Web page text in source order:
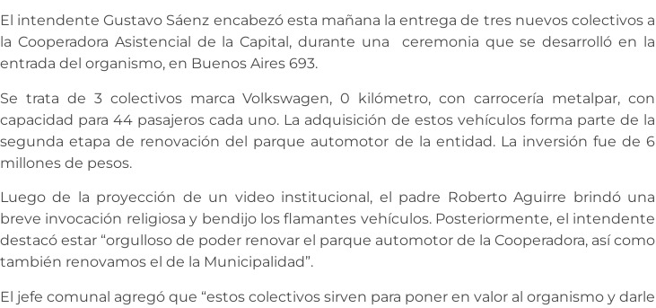
El intendente Gustavo Sáenz encabezó esta mañana la entrega de tres nuevos colectivos a
la Cooperadora Asistencial de la Capital, durante una ceremonia que se desarrolló en la
entrada del organismo, en Buenos Aires 693.
Se trata de 3 colectivos marca Volkswagen, 0 kilómetro, con carrocería metalpar, con
capacidad para 44 pasajeros cada uno. La adquisición de estos vehículos forma parte de la
segunda etapa de renovación del parque automotor de la entidad. La inversión fue de 6
millones de pesos.
Luego de la proyección de un video institucional, el padre Roberto Aguirre brindó una
breve invocación religiosa y bendijo los flamantes vehículos. Posteriormente, el intendente
destacó estar “orgulloso de poder renovar el parque automotor de la Cooperadora, así como
también renovamos el de la Municipalidad”.
El jefe comunal agregó que “estos colectivos sirven para poner en valor al organismo y darle